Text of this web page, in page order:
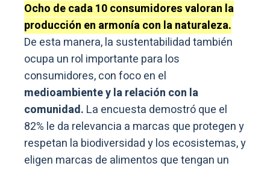
Ocho de cada 10 consumidores valoran la
producción en armonía con la naturaleza.
De esta manera, la sustentabilidad también
ocupa un rol importante para los
consumidores, con foco en el
medioambiente y la relación con la
comunidad. La encuesta demostró que el
82% le da relevancia a marcas que protegen y
respetan la biodiversidad y los ecosistemas, y
eligen marcas de alimentos que tengan un